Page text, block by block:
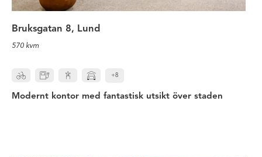
Bruksgatan 8, Lund
570 kvm
+8
Modernt kontor med fantastisk utsikt över staden